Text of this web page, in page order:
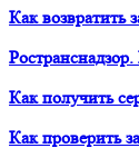
Как возвратить
Как получить
Как проверить